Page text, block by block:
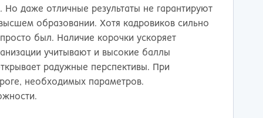
Но даже отличные результаты не гарантируют
образовании. Хотя кадровиков сильно
был. Наличие корочки ускоряет
учитывают и высокие баллы
радужные перспективы. При
необходимых параметров.